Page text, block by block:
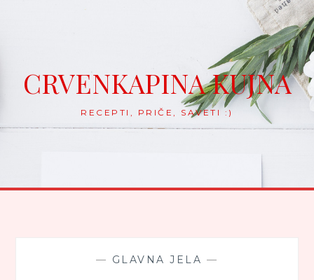
CRVENKAPINA KUJNA
RECEPTI, PRIČE, SAVETI :)
— GLAVNA JELA —